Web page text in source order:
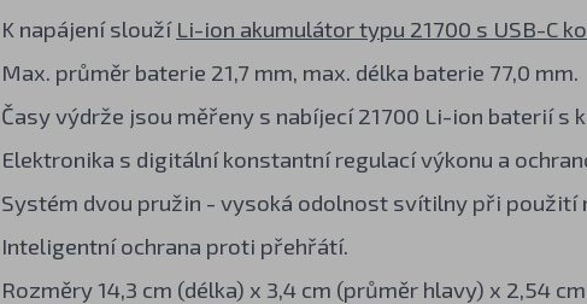
K napájení slouží Li-ion akumulátor typu 21700 s USB-C
Max. průměr baterie 21,7 mm, max. délka baterie 77,0 mm.
Časy výdrže jsou měřeny s nabíjecí 21700 Li-ion baterií s
Elektronika s digitální konstantní regulací výkonu a
Systém dvou pružin - vysoká odolnost svítilny při použití
Inteligentní ochrana proti přehřátí.
Rozměry 14,3 cm (délka) x 3,4 cm (průměr hlavy) x 2,54